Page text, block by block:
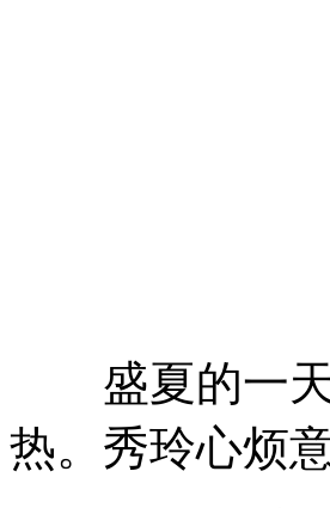
盛夏的一天
热。秀玲心烦